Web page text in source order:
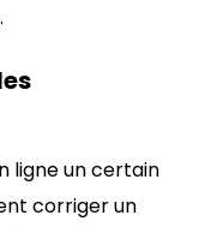
ligne un certain
corriger un